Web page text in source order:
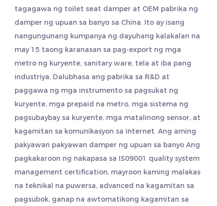
tagagawa ng toilet seat damper at OEM pabrika ng
damper ng upuan sa banyo sa China. Ito ay isang
nangungunang kumpanya ng dayuhang kalakalan na
may 15 taong karanasan sa pag-export ng mga
metro ng kuryente, sanitary ware, tela at iba pang
industriya. Dalubhasa ang pabrika sa R&D at
paggawa ng mga instrumento sa pagsukat ng
kuryente, mga prepaid na metro, mga sistema ng
pagsubaybay sa kuryente, mga matalinong sensor, at
kagamitan sa komunikasyon sa Internet. Ang aming
pakyawan pakyawan damper ng upuan sa banyo Ang
pagkakaroon ng nakapasa sa IS09001 quality system
management certification, mayroon kaming malakas
na teknikal na puwersa, advanced na kagamitan sa
pagsubok, ganap na awtomatikong kagamitan sa